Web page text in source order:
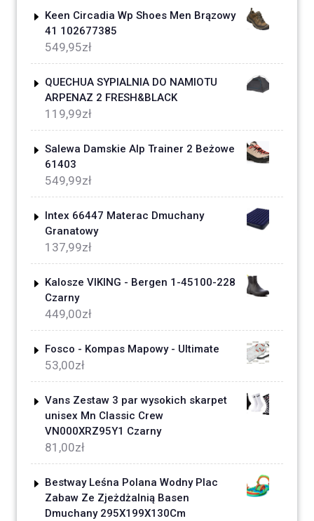
Keen Circadia Wp Shoes Men Brązowy
41 102677385
549,95zł
QUECHUA SYPIALNIA DO NAMIOTU
ARPENAZ 2 FRESH&BLACK
119,99zł
Salewa Damskie Alp Trainer 2 Beżowe
61403
549,99zł
Intex 66447 Materac Dmuchany
Granatowy
137,99zł
Kalosze VIKING - Bergen 1-45100-228
Czarny
449,00zł
Fosco - Kompas Mapowy - Ultimate
53,00zł
Vans Zestaw 3 par wysokich skarpet
unisex Mn Classic Crew
VN000XRZ95Y1 Czarny
81,00zł
Bestway Leśna Polana Wodny Plac
Zabaw Ze Zjeżdżalnią Basen
Dmuchany 295X199X130Cm